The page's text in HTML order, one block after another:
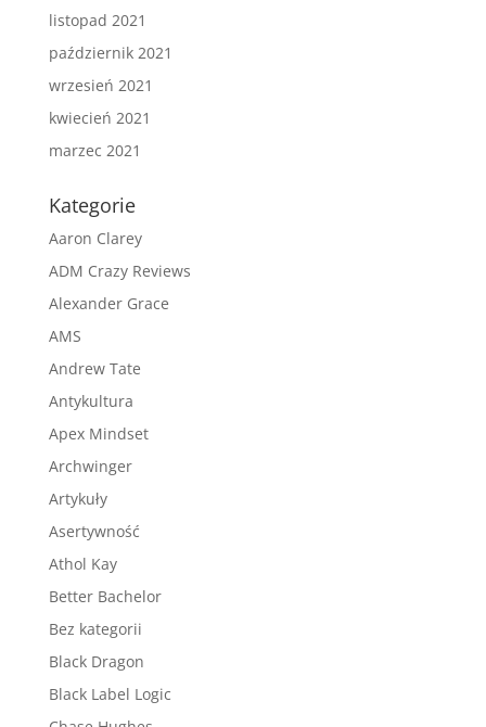
listopad 2021
październik 2021
wrzesień 2021
kwiecień 2021
marzec 2021
Kategorie
Aaron Clarey
ADM Crazy Reviews
Alexander Grace
AMS
Andrew Tate
Antykultura
Apex Mindset
Archwinger
Artykuły
Asertywność
Athol Kay
Better Bachelor
Bez kategorii
Black Dragon
Black Label Logic